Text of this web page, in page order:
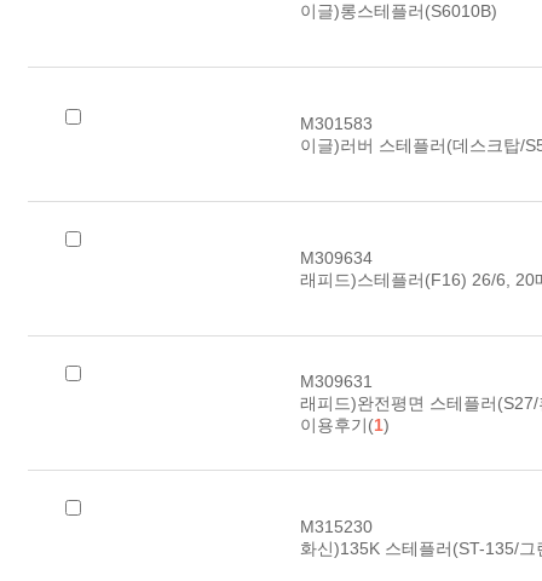
이글)롱스테플러(S6010B)
M301583
이글)러버 스테플러(데스크탑/
M309634
래피드)스테플러(F16) 26/6, 20
M309631
래피드)완전평면 스테플러(S27/
이용후기(1)
M315230
화신)135K 스테플러(ST-135/그